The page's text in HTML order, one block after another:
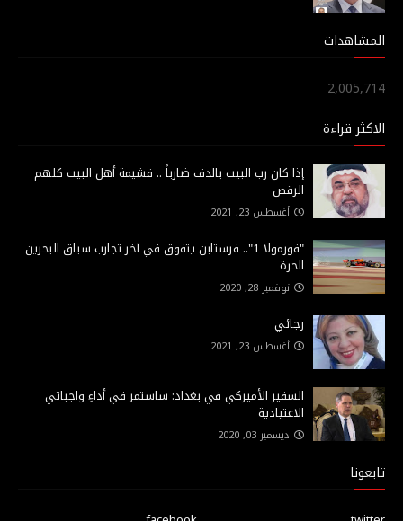
المشاهدات
2,005,714
الاكثر قراءة
إذا كان رب البيت بالدف ضارباً .. فشيمة أهل البيت كلهم
الرقص
أغسطس 23, 2021
"فورمولا 1".. فرستابن يتفوق في آخر تجارب سباق البحرين
الحرة
نوفمبر 28, 2020
رجائي
أغسطس 23, 2021
السفير الأميركي في بغداد: ساستمر في أداءِ واجباتي
الاعتيادية
ديسمبر 03, 2020
تابعونا